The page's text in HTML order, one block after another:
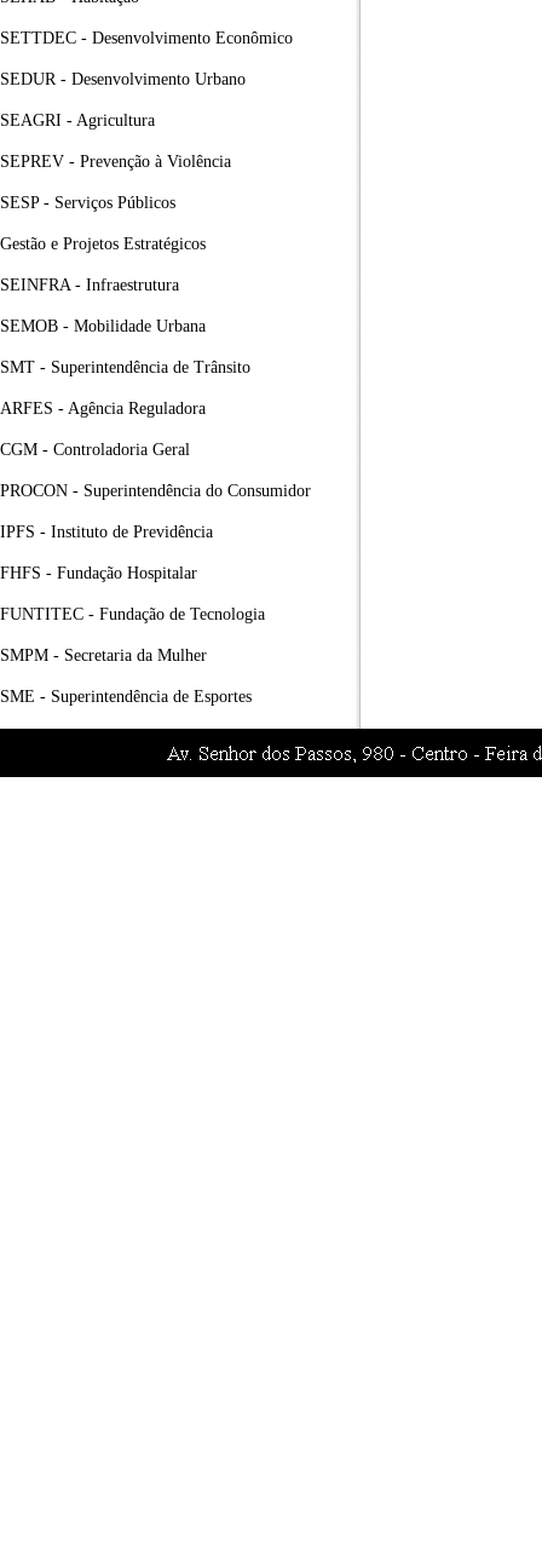
SETTDEC - Desenvolvimento Econômico
SEDUR - Desenvolvimento Urbano
SEAGRI - Agricultura
SEPREV - Prevenção à Violência
SESP - Serviços Públicos
Gestão e Projetos Estratégicos
SEINFRA - Infraestrutura
SEMOB - Mobilidade Urbana
SMT - Superintendência de Trânsito
ARFES - Agência Reguladora
CGM - Controladoria Geral
PROCON - Superintendência do Consumidor
IPFS - Instituto de Previdência
FHFS - Fundação Hospitalar
FUNTITEC - Fundação de Tecnologia
SMPM - Secretaria da Mulher
SME - Superintendência de Esportes